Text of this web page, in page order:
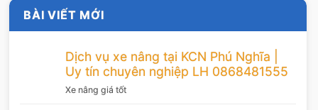
BÀI VIẾT MỚI
Dịch vụ xe nâng tại KCN Phú Nghĩa |
Uy tín chuyên nghiệp LH 0868481555
Xe nâng giá tốt